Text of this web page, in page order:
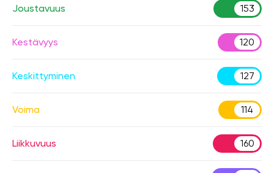
Joustavuus 153
Kestävyys 120
Keskittyminen 127
Voima 114
Liikkuvuus 160